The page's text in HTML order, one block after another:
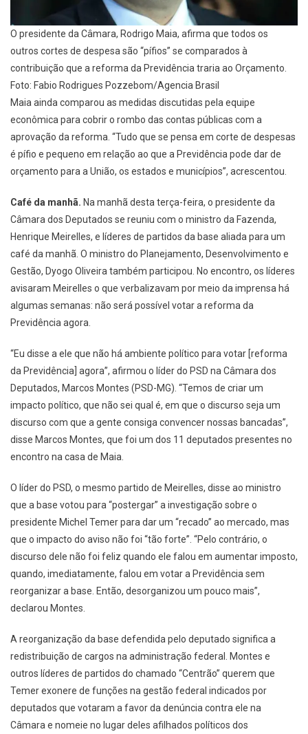
O presidente da Câmara, Rodrigo Maia, afirma que todos os
outros cortes de despesa são “pífios” se comparados à
contribuição que a reforma da Previdência traria ao Orçamento.
Foto: Fabio Rodrigues Pozzebom/Agencia Brasil
Maia ainda comparou as medidas discutidas pela equipe
econômica para cobrir o rombo das contas públicas com a
aprovação da reforma. “Tudo que se pensa em corte de despesas
é pífio e pequeno em relação ao que a Previdência pode dar de
orçamento para a União, os estados e municípios”, acrescentou.
Café da manhã. Na manhã desta terça-feira, o presidente da
Câmara dos Deputados se reuniu com o ministro da Fazenda,
Henrique Meirelles, e líderes de partidos da base aliada para um
café da manhã. O ministro do Planejamento, Desenvolvimento e
Gestão, Dyogo Oliveira também participou. No encontro, os líderes
avisaram Meirelles o que verbalizavam por meio da imprensa há
algumas semanas: não será possível votar a reforma da
Previdência agora.
“Eu disse a ele que não há ambiente político para votar [reforma
da Previdência] agora”, afirmou o líder do PSD na Câmara dos
Deputados, Marcos Montes (PSD-MG). “Temos de criar um
impacto político, que não sei qual é, em que o discurso seja um
discurso com que a gente consiga convencer nossas bancadas”,
disse Marcos Montes, que foi um dos 11 deputados presentes no
encontro na casa de Maia.
O líder do PSD, o mesmo partido de Meirelles, disse ao ministro
que a base votou para “postergar” a investigação sobre o
presidente Michel Temer para dar um “recado” ao mercado, mas
que o impacto do aviso não foi “tão forte”. “Pelo contrário, o
discurso dele não foi feliz quando ele falou em aumentar imposto,
quando, imediatamente, falou em votar a Previdência sem
reorganizar a base. Então, desorganizou um pouco mais”,
declarou Montes.
A reorganização da base defendida pelo deputado significa a
redistribuição de cargos na administração federal. Montes e
outros líderes de partidos do chamado “Centrão” querem que
Temer exonere de funções na gestão federal indicados por
deputados que votaram a favor da denúncia contra ele na
Câmara e nomeie no lugar deles afilhados políticos dos